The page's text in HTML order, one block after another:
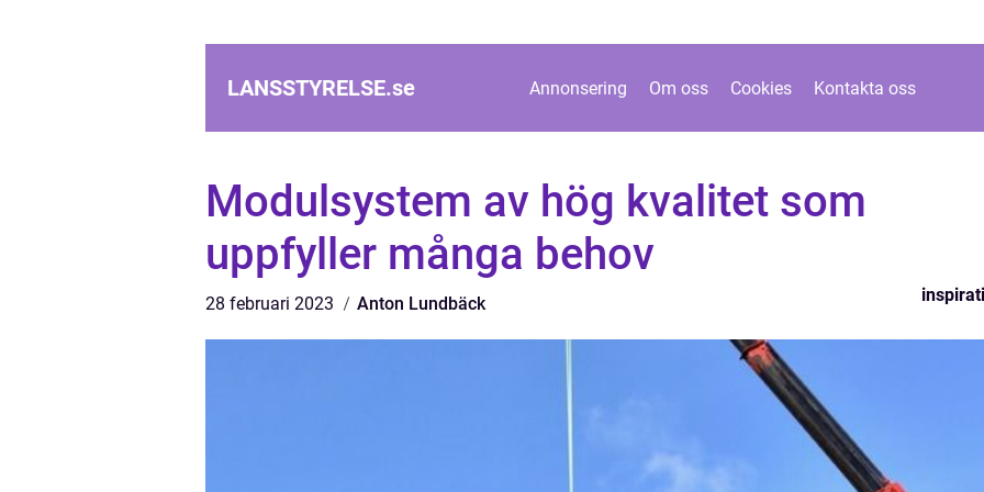
LANSSTYRELSE.se Annonsering Om oss Cookies Kontakta oss
Modulsystem av hög kvalitet som
uppfyller många behov
28 februari 2023 Anton Lundbäck